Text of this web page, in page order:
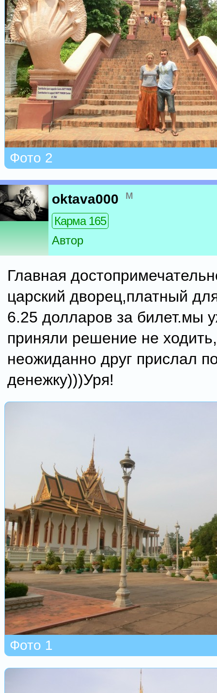
Фото 2
oktava000 м
Карма 165
Автор
Главная
царский дворец,платный
6.25 долларов за билет.мы
приняли решение не
неожиданно друг прислал
денежку)))Уря!
Фото 1